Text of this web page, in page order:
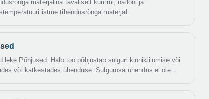
materjalina tavaliselt kummi, nailoni ja
istme tihendusrõnga materjal.
leke Põhjused: Halb töö põhjustab sulguri kinnikiilumise või
või katkestades ühenduse. Sulgurosa ühendus ei ole